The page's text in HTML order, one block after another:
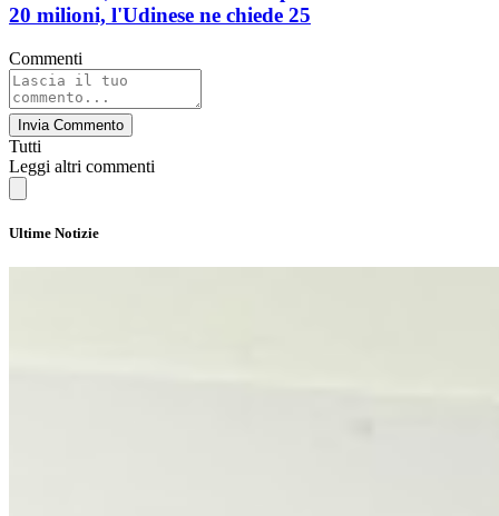
20 milioni, l'Udinese ne chiede 25
Commenti
Invia Commento
Tutti
Leggi altri commenti
Ultime Notizie